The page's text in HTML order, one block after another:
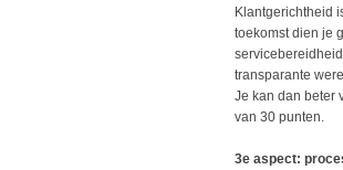
Klantgerichtheid
toekomst dien je
transparante
Je kan dan beter
van 30 punten.
3e aspect: